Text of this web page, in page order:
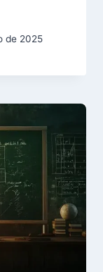
de 2025